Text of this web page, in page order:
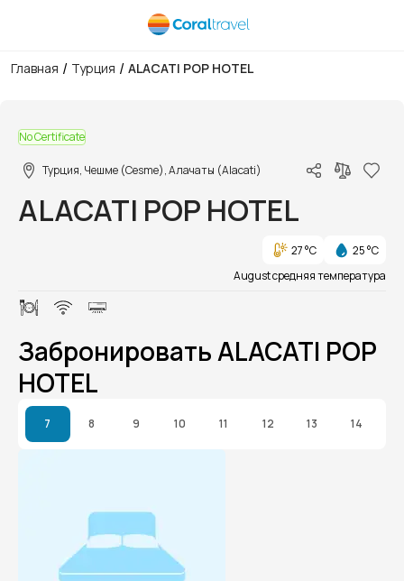
Главная / Турция / ALACATI POP HOTEL
No Certificate
Турция, Чешме (Cesme), Алачаты (Alacati)
ALACATI POP HOTEL
27 °C
25 °C
August средняя температура
Забронировать ALACATI POP
HOTEL
7 8 9 10 11 12 13 14